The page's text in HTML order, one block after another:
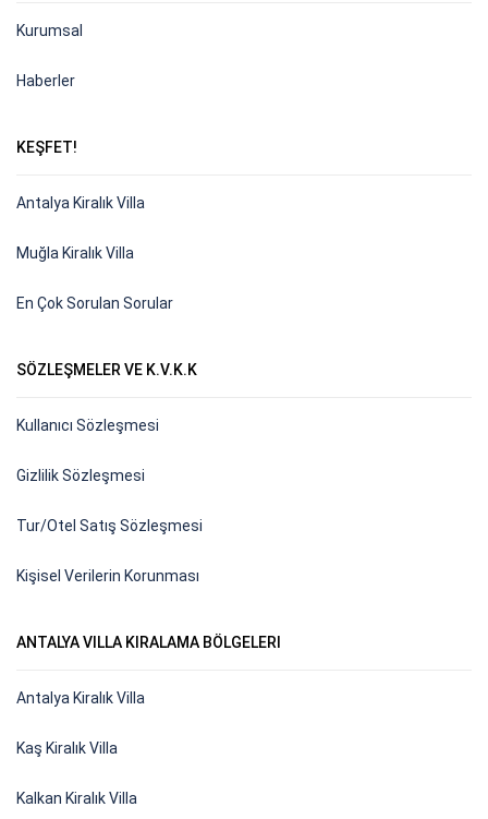
Kurumsal
Haberler
KEŞFET!
Antalya Kiralık Villa
Muğla Kiralık Villa
En Çok Sorulan Sorular
SÖZLEŞMELER VE K.V.K.K
Kullanıcı Sözleşmesi
Gizlilik Sözleşmesi
Tur/Otel Satış Sözleşmesi
Kişisel Verilerin Korunması
ANTALYA VILLA KIRALAMA BÖLGELERI
Antalya Kiralık Villa
Kaş Kiralık Villa
Kalkan Kiralık Villa